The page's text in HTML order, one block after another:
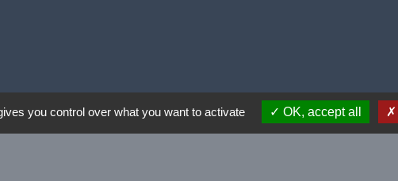
Politique de confidentialité - Accessibilité - Application
Gestion des cookies
you control over what you want to activate OK, accept all